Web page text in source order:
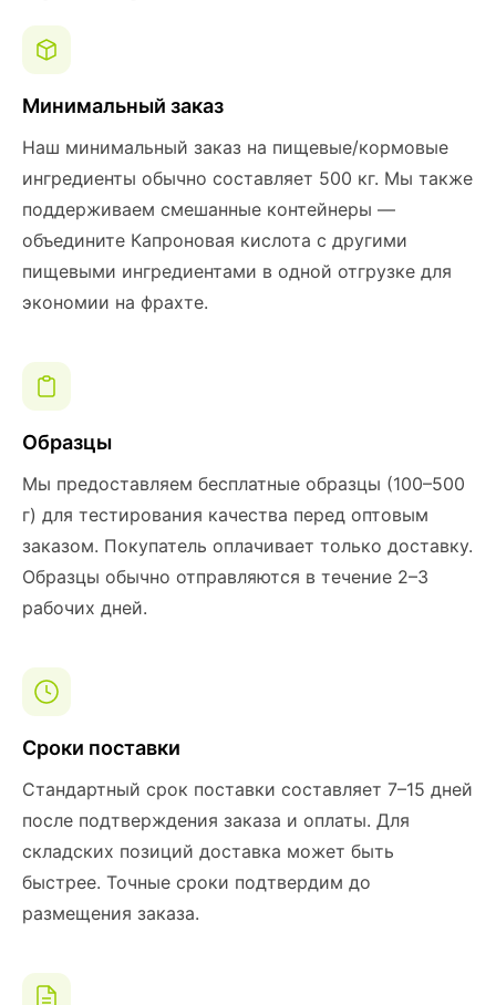
Минимальный заказ
Наш минимальный заказ на пищевые/кормовые
ингредиенты обычно составляет 500 кг. Мы также
поддерживаем смешанные контейнеры —
объедините Капроновая кислота с другими
пищевыми ингредиентами в одной отгрузке для
экономии на фрахте.
Образцы
Мы предоставляем бесплатные образцы (100–500
г) для тестирования качества перед оптовым
заказом. Покупатель оплачивает только доставку.
Образцы обычно отправляются в течение 2–3
рабочих дней.
Сроки поставки
Стандартный срок поставки составляет 7–15 дней
после подтверждения заказа и оплаты. Для
складских позиций доставка может быть
быстрее. Точные сроки подтвердим до
размещения заказа.